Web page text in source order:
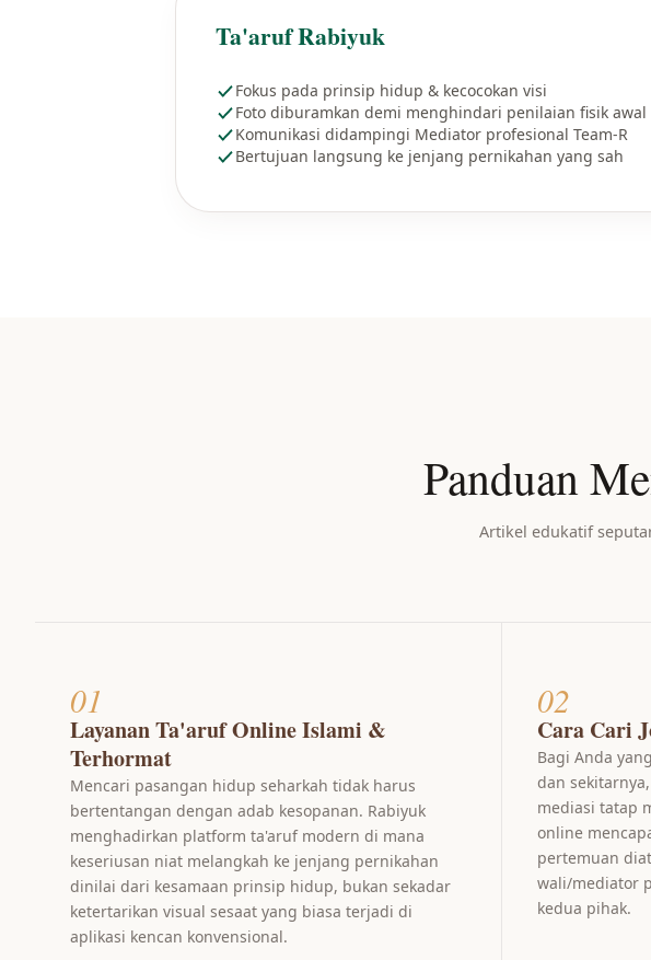
Ta'aruf Rabiyuk
Fokus pada prinsip hidup & kecocokan visi
Foto diburamkan demi menghindari penilaian fisik awal
Komunikasi didampingi Mediator profesional Team-R
Bertujuan langsung ke jenjang pernikahan yang sah
Panduan
Artikel edukatif
01
Layanan Ta'aruf Online Islami &
Terhormat
Mencari pasangan hidup seharkah tidak harus
bertentangan dengan adab kesopanan. Rabiyuk
menghadirkan platform ta'aruf modern di mana
keseriusan niat melangkah ke jenjang pernikahan
dinilai dari kesamaan prinsip hidup, bukan sekadar
ketertarikan visual sesaat yang biasa terjadi di
aplikasi kencan konvensional.
02
Cara Cari
Bagi Anda
dan
mediasi tatap
online
pertemuan
wali/mediator
kedua pihak.